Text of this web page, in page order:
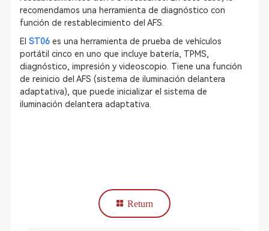
recomendamos una herramienta de diagnóstico con
función de restablecimiento del AFS.
El ST06 es una herramienta de prueba de vehículos
portátil cinco en uno que incluye batería, TPMS,
diagnóstico, impresión y videoscopio. Tiene una función
de reinicio del AFS (sistema de iluminación delantera
adaptativa), que puede inicializar el sistema de
iluminación delantera adaptativa.
Return